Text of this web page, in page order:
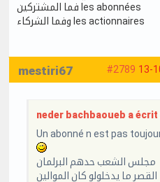
فما المشتركين les abonnées
وفما الشركاء les actionnaires
#2789 13-
mestiri67
neder bachbaoueb a écrit
Un abonné n est pas
مجلس الشعب حدهم البرلمان
القصر ما يدخلولو كان الموالين